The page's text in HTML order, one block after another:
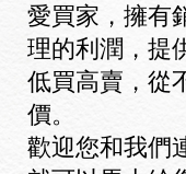
愛買家，擁有
理的利潤，提
低買高賣，從
價。
歡迎您和我們